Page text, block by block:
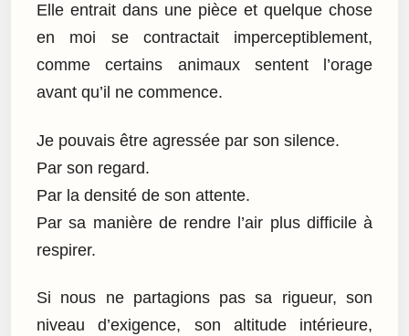
Elle entrait dans une pièce et quelque chose
en moi se contractait imperceptiblement,
comme certains animaux sentent l’orage
avant qu’il ne commence.
Je pouvais être agressée par son silence.
Par son regard.
Par la densité de son attente.
Par sa manière de rendre l’air plus difficile à
respirer.
Si nous ne partagions pas sa rigueur, son
niveau d’exigence, son altitude intérieure,